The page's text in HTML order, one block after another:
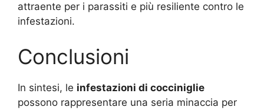
attraente per i parassiti e più resiliente contro le
infestazioni.
Conclusioni
In sintesi, le infestazioni di cocciniglie
possono rappresentare una seria minaccia per